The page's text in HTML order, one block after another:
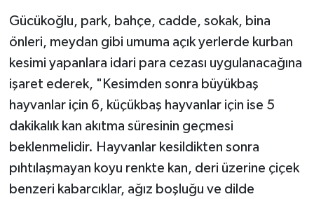
Gücükoğlu, park, bahçe, cadde, sokak, bina
önleri, meydan gibi umuma açık yerlerde kurban
kesimi yapanlara idari para cezası uygulanacağına
işaret ederek, "Kesimden sonra büyükbaş
hayvanlar için 6, küçükbaş hayvanlar için ise 5
dakikalık kan akıtma süresinin geçmesi
beklenmelidir. Hayvanlar kesildikten sonra
pıhtılaşmayan koyu renkte kan, deri üzerine çiçek
benzeri kabarcıklar, ağız boşluğu ve dilde
Iğdır Müftülüğü
Isparta Müftülüğü
İstanbul Müftülüğü
İzmir Müftülüğü
Kahramanmaraş Müftülüğü